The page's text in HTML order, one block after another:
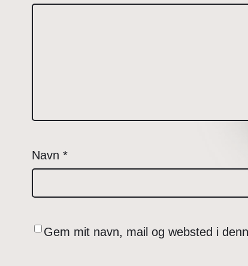
Navn *
Gem mit navn, mail og websted i